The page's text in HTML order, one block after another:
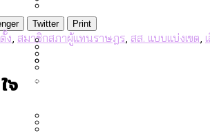
งบระบายน้ำ-ป้องกันน้ำท่วม
กรุงเทพฯ เมืองคอนเสิร์ต :
สำรวจเศรษฐกิจในกรุงเทพ
สำรวจสังคมผู้สูงอายุไทย :
สังคมผู้สูงอายุไทย [ข้อมูลดิบ]
Project
Bangkok Index
About Us
Twitter Print
ง สมาชิกสภาผู้แทนราษฎร สส. แบบแบ่งเขต
จ